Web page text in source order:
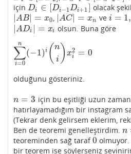
için Di ∈ [Di−1 Di+1 ]
Di∈ [D −1Di+1] olacak
AB = x0
|AB| x0 , |AC = xn
|AC| =xn ve i = 1,
i= 1,2,…
|ADi | = xi
|ADi| xi olsun. Buna göre
∑
i=0
n
(−1)i (n
i )x2
i = 0
i=0n(− 1 (n i)xi2 =0
olduğunu gösteriniz.
n = 3
n=3
için bu eşitliği uzun zaman
hatırlayamadığım bir instagram
(Tekrar denk gelirsem eklerim,
Ben de teoremi genelleştirdim. n
n=
teoreminden sağ taraf0
0
bir teorem ise söylerseniz